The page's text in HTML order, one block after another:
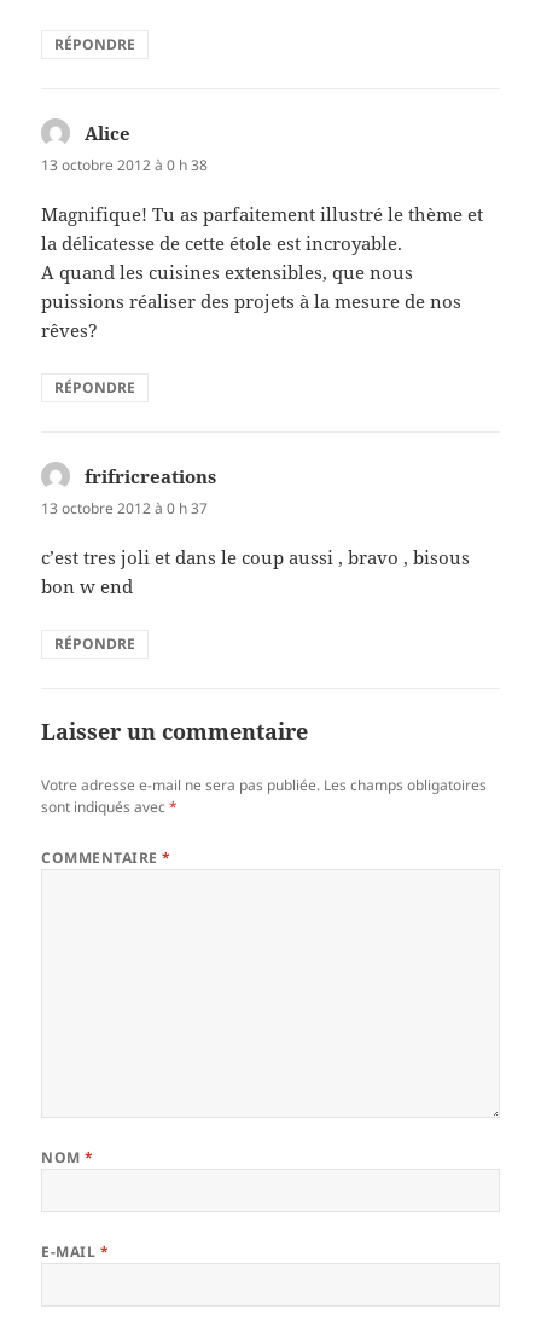
RÉPONDRE
Alice
13 octobre 2012 à 0 h 38
Magnifique! Tu as parfaitement illustré le thème et
la délicatesse de cette étole est incroyable.
A quand les cuisines extensibles, que nous
puissions réaliser des projets à la mesure de nos
rêves?
RÉPONDRE
frifricreations
13 octobre 2012 à 0 h 37
c’est tres joli et dans le coup aussi , bravo , bisous
bon w end
RÉPONDRE
Laisser un commentaire
Votre adresse e-mail ne sera pas publiée. Les champs obligatoires
sont indiqués avec*
COMMENTAIRE*
NOM*
E-MAIL *